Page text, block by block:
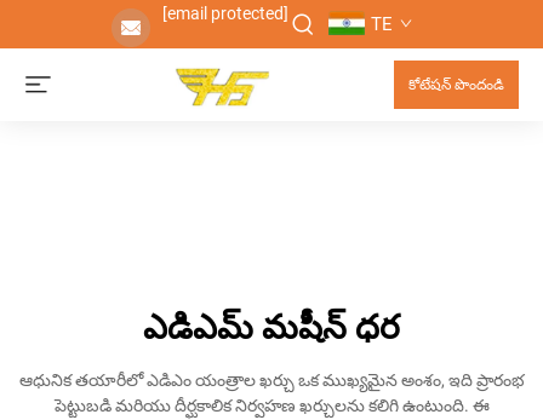
[email protected] TE
కోటేషన్ పొందండి
ఎడిఎమ్ మషీన్ ధర
ఆధునిక తయారీలో ఎడిఎం యంత్రాల ఖర్చు ఒక ముఖ్యమైన అంశం, ఇది ప్రారంభ
పెట్టుబడి మరియు దీర్ఘకాలిక నిర్వహణ ఖర్చులను కలిగి ఉంటుంది. ఈ